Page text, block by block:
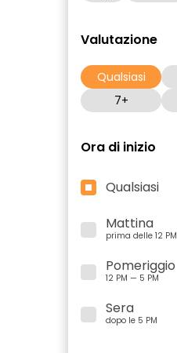
Valutazione
Qualsiasi
7+
Ora di inizio
Qualsiasi
Mattina
prima delle 12 PM
Pomeriggio
12 PM — 5 PM
Sera
dopo le 5 PM